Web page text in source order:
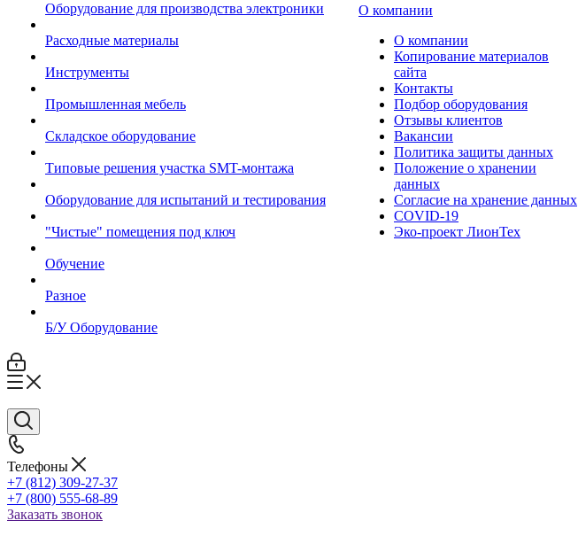
Оборудование для производства электроники
Расходные материалы
Инструменты
Промышленная мебель
Складское оборудование
Типовые решения участка SMT-монтажа
Оборудование для испытаний и тестирования
"Чистые" помещения под ключ
Обучение
Разное
Б/У Оборудование
О компании
О компании
Копирование материалов
сайта
Контакты
Подбор оборудования
Отзывы клиентов
Вакансии
Политика защиты данных
Положение о хранении
данных
Согласие на хранение данных
COVID-19
Эко-проект ЛионТех
Телефоны
+7 (812) 309-27-37
+7 (800) 555-68-89
Заказать звонок